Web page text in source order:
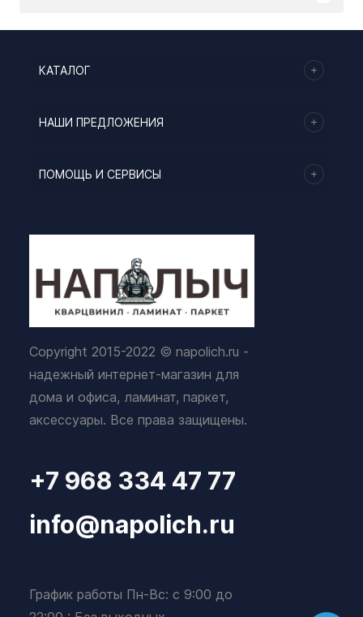
КАТАЛОГ
НАШИ ПРЕДЛОЖЕНИЯ
ПОМОЩЬ И СЕРВИСЫ
Copyright 2015-2022 © napolich.ru -
надежный интернет-магазин для
дома и офиса, ламинат, паркет,
аксессуары. Все права защищены.
+7 968 334 47 77
info@napolich.ru
График работы Пн-Вс: с 9:00 до